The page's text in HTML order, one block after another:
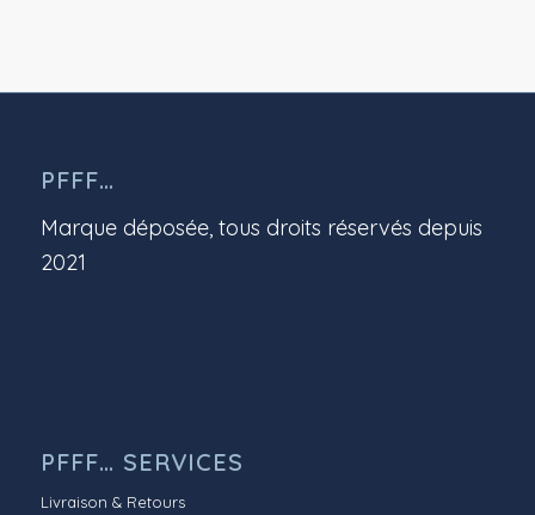
PFFF…
Marque déposée, tous droits réservés depuis
2021
PFFF… SERVICES
Livraison & Retours